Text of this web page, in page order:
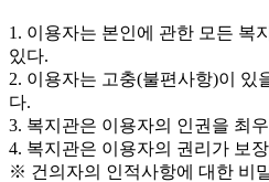
1. 이용자는 본인에 관한 모든 복
있다.
2. 이용자는 고충(불편사항)이 있
다.
3. 복지관은 이용자의 인권을 최
4. 복지관은 이용자의 권리가 보
※ 건의자의 인적사항에 대한 비